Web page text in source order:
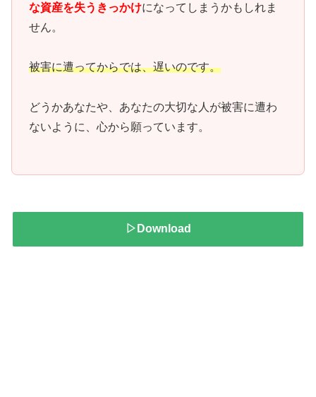
な資産を失うきっかけになってしまうかもしれま
せん。
被害に遭ってからでは、遅いのです。
どうかあなたや、あなたの大切な人が被害に遭わ
ないように、心から願っています。
▷Download